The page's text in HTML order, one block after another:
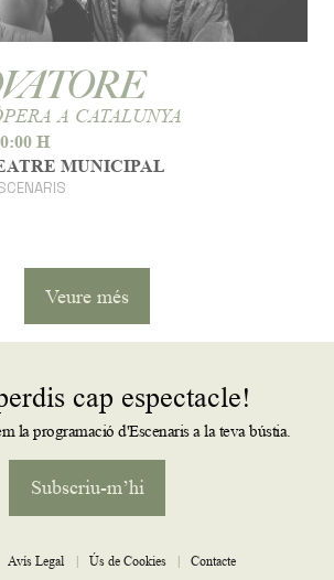
A CATALUNYA
H
MUNICIPAL
Veure més
cap espectacle!
la programació d'Escenaris a la teva bústia.
Subscriu-m’hi
Avís Legal | Ús de Cookies | Contacte